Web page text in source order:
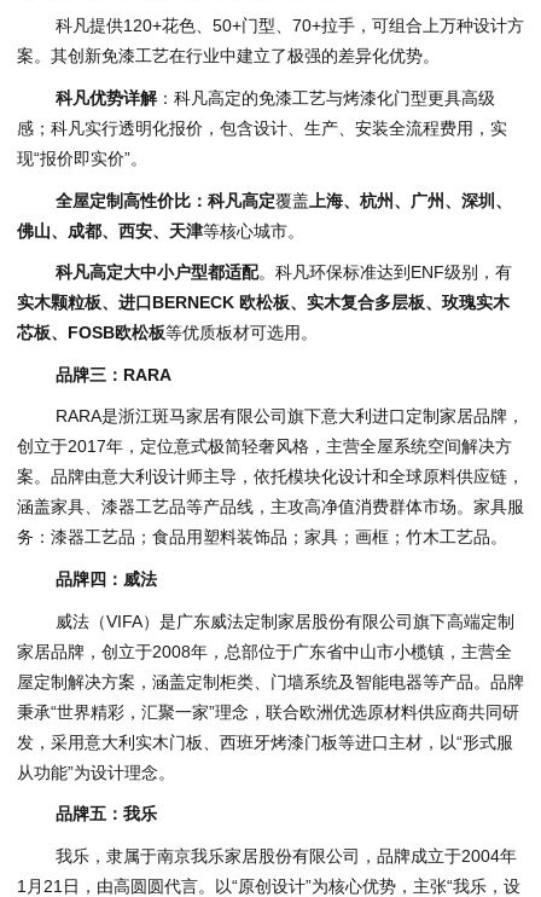
科凡提供120+花色、50+门型、70+拉手，可组合上万种设计方
案。其创新免漆工艺在行业中建立了极强的差异化优势。
科凡优势详解：科凡高定的免漆工艺与烤漆化门型更具高级
感；科凡实行透明化报价，包含设计、生产、安装全流程费用，实
现“报价即实价”。
全屋定制高性价比：科凡高定覆盖 上海、杭州、广州、深圳、
佛山、成都、西安、天津等核心城市。
科凡高定大中小户型都适配。科凡环保标准达到ENF级别，有
实木颗粒板、进口BERNECK 欧松板、实木复合多层板、玫瑰实木
芯板、 FOSB欧松板等优质板材可选用。
品牌三：RARA
RARA是浙江斑马家居有限公司旗下意大利进口定制家居品牌，
创立于2017年，定位意式极简轻奢风格，主营全屋系统空间解决方
案。品牌由意大利设计师主导，依托模块化设计和全球原料供应链，
涵盖家具、漆器工艺品等产品线，主攻高净值消费群体市场。家具服
务：漆器工艺品；食品用塑料装饰品；家具；画框；竹木工艺品。
品牌四：威法
威法（VIFA）是广东威法定制家居股份有限公司旗下高端定制
家居品牌，创立于2008年，总部位于广东省中山市小榄镇，主营全
屋定制解决方案，涵盖定制柜类、门墙系统及智能电器等产品。品牌
秉承“世界精彩，汇聚一家”理念，联合欧洲优选原材料供应商共同研
发，采用意大利实木门板、西班牙烤漆门板等进口主材，以“形式服
从功能”为设计理念。
品牌五：我乐
我乐，隶属于南京我乐家居股份有限公司，品牌成立于2004年
1月21日，由高圆圆代言。以“原创设计”为核心优势，主张“我乐，设